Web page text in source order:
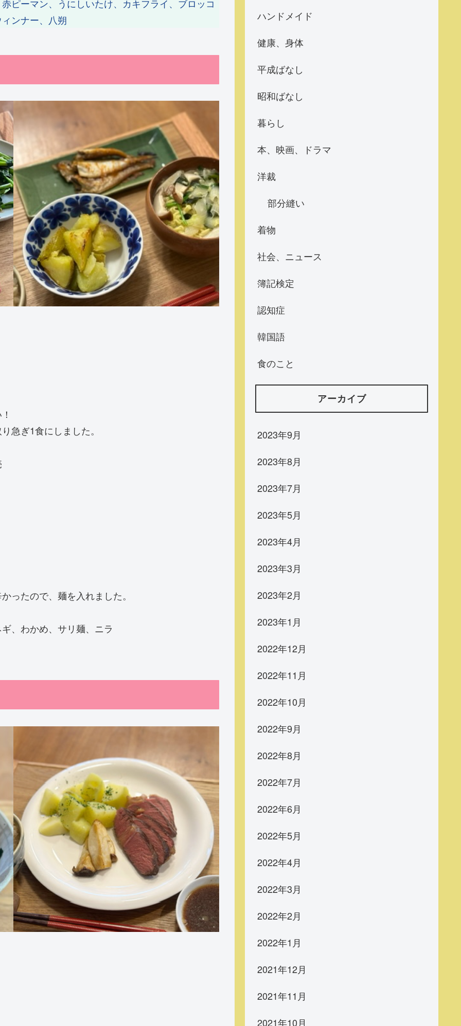
ピーマン、うにしいたけ、カキフライ、ブロッコ
ンナー、八朔
急ぎ1食にしました。
ったので、麺を入れました。
、わかめ、サリ麺、ニラ
ハンドメイド
健康、身体
平成ばなし
昭和ばなし
暮らし
本、映画、ドラマ
洋裁
部分縫い
着物
社会、ニュース
簿記検定
認知症
韓国語
食のこと
アーカイブ
2023年9月
2023年8月
2023年7月
2023年5月
2023年4月
2023年3月
2023年2月
2023年1月
2022年12月
2022年11月
2022年10月
2022年9月
2022年8月
2022年7月
2022年6月
2022年5月
2022年4月
2022年3月
2022年2月
2022年1月
2021年12月
2021年11月
2021年10月